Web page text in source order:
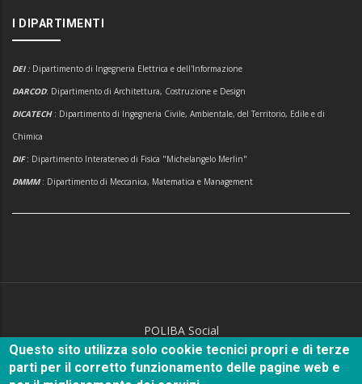
I DIPARTIMENTI
DEI : Dipartimento di Ingegneria Elettrica e dell'Informazione
DARCOD: Dipartimento di Architettura, Costruzione e Design
DICATECH : Dipartimento di Ingegneria Civile, Ambientale, del Territorio, Edile e di
Chimica
DIF: Dipartimento Interateneo di Fisica "Michelangelo Merlin"
DMMM: Dipartimento di Meccanica, Matematica e Management
POLIBA Social
Questo sito utilizza solo cookie tecnici propri e di terze
parti per il corretto funzionamento delle pagine web e